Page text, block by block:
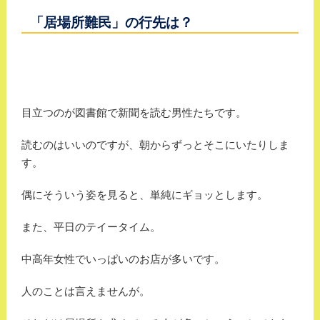
「居場所難民」の行先は？
目立つのが図書館で新聞を読む男性たちです。
読むのはいいのですが、朝からずっとそこにいたりしま
す。
偶にそういう姿を見ると、単純にギョッとします。
また、平日のテイータイム。
中高年女性でいっぱいのお店が多いです。
人のことは言えませんが。